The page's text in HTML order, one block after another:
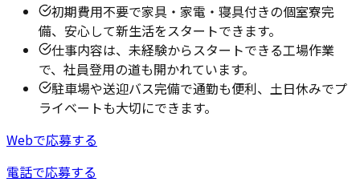
初期費用不要で家具・家電・寝具付きの個室寮完
備、安心して新生活をスタートできます。
仕事内容は、未経験からスタートできる工場作業
で、社員登用の道も開かれています。
駐車場や送迎バス完備で通勤も便利、土日休みでプ
ライベートも大切にできます。
Webで応募する
電話で応募する